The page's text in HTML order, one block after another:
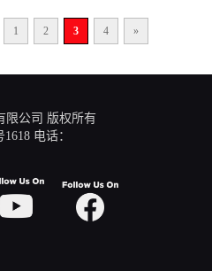
1 2 3 4 »
限公司 版权所有
电话：